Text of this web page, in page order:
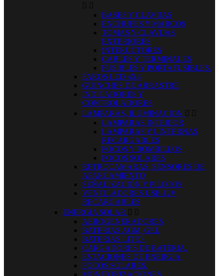
 
BASES Y CLAVIJAS
ENCHUFES Y MARCOS
TOMAS Y CLAVIJAS
EXTERIORES
INTERUCTORES
CABLES Y TERMINALES
FUSIBLES Y PORTAFUSIBLES.
FAROS LED 4X4
GUINCHES DE ARRASTRE
INDICADORES Y
CONTROLADORES
LAMPARAS, ILUMINACION  
LAMPARAS INTERIOR
LAMPARAS Y LINTERNAS
RECARGABLES
FOCOS Y BOMBILLOS
FOCOS SOLARES
RETROCAMARAS, SENSORES DE
APARCAMIENTO
SEÑALIZACIÓN Y PILOTOS
VENTILADORES USB 12V
RECARGABLES
ENERGIA SOLAR  
AEROGENERADORES
BATERIAS AGM, GEL
BATERIAS LITIO.
CARGADORES DE BATERIA.
ESTACIONES DE ENERGIA.
FOCOS SOLARES.
MONITORIZACIONES